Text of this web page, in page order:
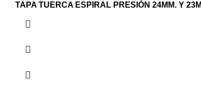
TAPA TUERCA ESPIRAL PRESIÓN 24MM. Y